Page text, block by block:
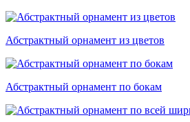
Абстрактный орнамент из цветов
Абстрактный орнамент по бокам